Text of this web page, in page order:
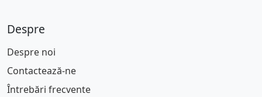
Despre
Despre noi
Contactează-ne
Întrebări frecvente